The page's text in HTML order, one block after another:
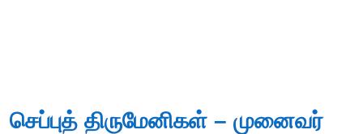
செப்புத் திருமேனிகள் – முனைவர்